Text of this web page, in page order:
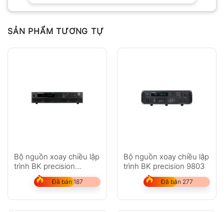
SẢN PHẨM TƯƠNG TỰ
Bộ nguồn xoay chiều lập
trình BK precision
PVS60085
Đã bán 187
Bộ nguồn xoay chiều lập
trình BK precision 9803
Đã bán 277